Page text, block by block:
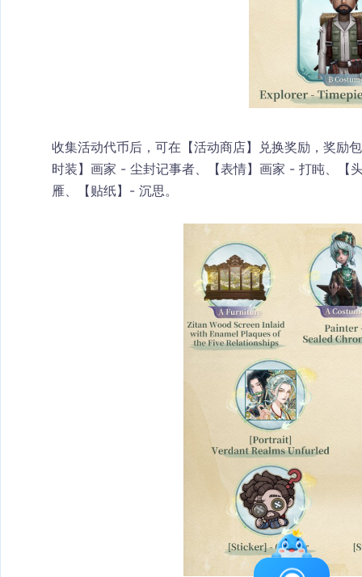
收集活动代币后，可在【活动商店】兑换奖励，奖励
时装】画家 - 尘封记事者、【表情】画家 - 打盹、【
雁、【贴纸】- 沉思。